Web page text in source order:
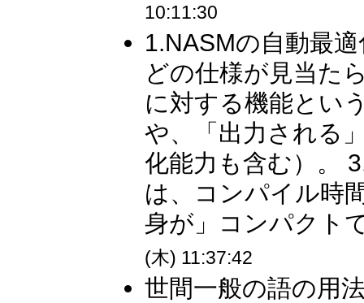
10:11:30
1.NASMの自動最
どの仕様が見当た
に対する機能とい
や、「出力される
化能力も含む）。
は、コンパイル時
身が」コンパクト
(木) 11:37:42
世間一般の語の用